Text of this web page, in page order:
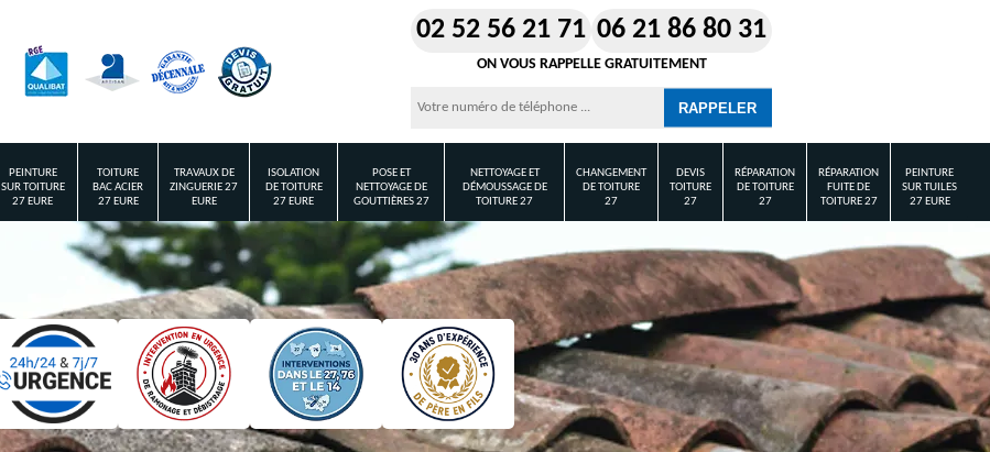
02 52 56 21 71 06 21 86 80 31
ON VOUS RAPPELLE GRATUITEMENT
PEINTURE
SUR TOITURE
27 EURE
TOITURE
BAC ACIER
27 EURE
TRAVAUX DE
ZINGUERIE 27
EURE
ISOLATION
DE TOITURE
27 EURE
POSE ET
NETTOYAGE DE
GOUTTIÈRES 27
NETTOYAGE ET
DÉMOUSSAGE DE
TOITURE 27
CHANGEMENT
DE TOITURE
27
DEVIS
TOITURE
27
RÉPARATION
DE TOITURE
27
RÉPARATION
FUITE DE
TOITURE 27
PEINTURE
SUR TUILES
27 EURE